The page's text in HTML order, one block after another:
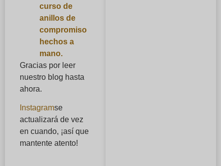
curso de
anillos de
compromiso
hechos a
mano.
Gracias por leer
nuestro blog hasta
ahora.
Instagramse
actualizará de vez
en cuando, ¡así que
mantente atento!